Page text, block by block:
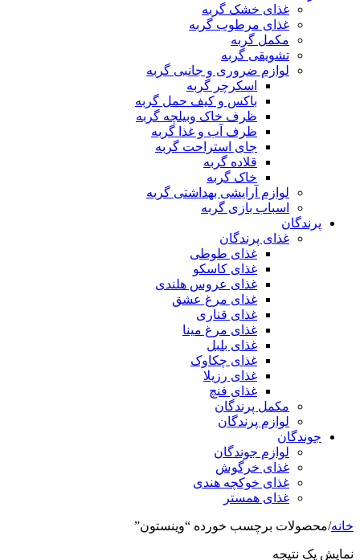
غذای خشک گربه
غذای مرطوب گربه
مکمل گربه
تشویقی گربه
لوازم ضروری و جانبی گربه
اسکرچر گربه
باکس و کیف حمل گربه
ظرف خاک وبیلچه گربه
ظرف آب و غذا گربه
جای استراحت گربه
قلاده گربه
خاک گربه
لوازم آرایشی بهداشتی گربه
اسباب بازی گربه
پرندگان
غذای پرندگان
غذای طوطی
غذای کاسکو
غذای عروس هلندی
غذای مرغ عشق
غذای قناری
غذای مرغ مینا
غذای بلبل
غذای چکاوک
غذای رزیلا
غذای فنچ
مکمل پرندگان
لوازم پرندگان
جوندگان
لوازم جوندگان
غذای خرگوش
غذای خوکچه هندی
غذای همستر
خانه/محصولات برچسب خورده “وینستون”
نمایش یک نتیجه